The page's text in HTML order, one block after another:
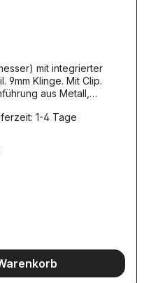
mit integrierter
9mm Klinge. Mit Clip.
aus Metall,
für Kinder unter 12
1-4 Tage